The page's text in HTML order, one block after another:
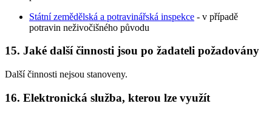
Státní zemědělská a potravinářská inspekce - v případě
potravin neživočišného původu
15. Jaké další činnosti jsou po žadateli požadovány
Další činnosti nejsou stanoveny.
16. Elektronická služba, kterou lze využít